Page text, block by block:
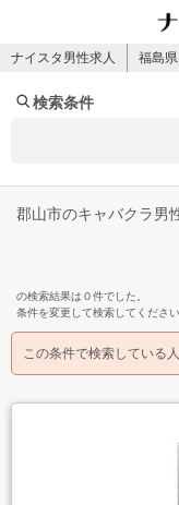
ナイスタ男性求人 福島
検索条件
郡山市のキャバクラ男
の検索結果は０件でした。
条件を変更して検索してください
この条件で検索している